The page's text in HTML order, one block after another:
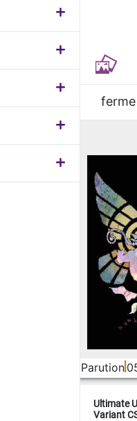
ferme
Parution
Ultimate
Variant